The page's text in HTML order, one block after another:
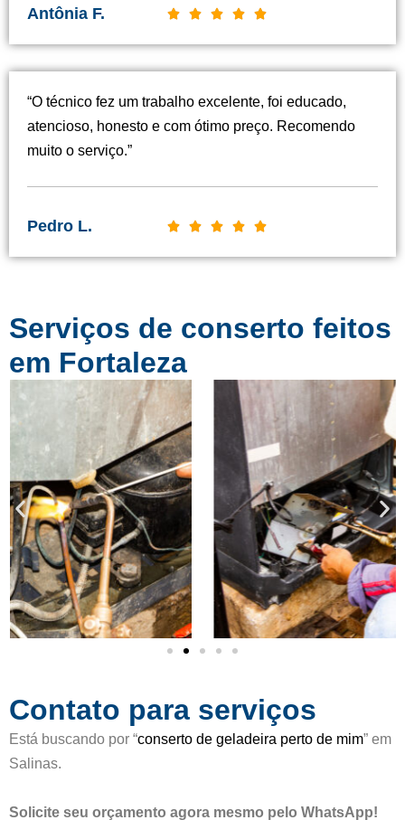
Antônia F.     C
s
i
d
o
o
5
“O técnico fez um trabalho excelente, foi educado,
atencioso, honesto e com ótimo preço. Recomendo
muito o serviço.”
Pedro L.     C
s
c
a
d
o
c
o
m
5
d
Serviços de conserto feitos
em Fortaleza
Contato para serviços
Está buscando por “conserto de geladeira perto de mim” em
Salinas.
Solicite seu orçamento agora mesmo pelo WhatsApp!